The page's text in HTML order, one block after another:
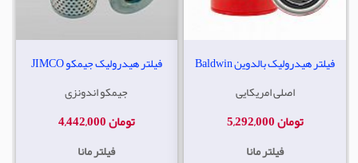
فیلتر هیدرولیک جیمکو JIMCO
جیمکو اندونزی
4,442,000 تومان
فیلتر مانا
فیلتر هیدرولیک بالدوین Baldwin
اصلی امریکایی
5,292,000 تومان
فیلتر مانا